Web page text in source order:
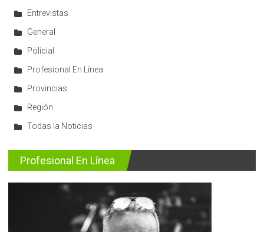
Entrevistas
General
Policial
Profesional En Línea
Provincias
Región
Todas la Noticias
Profesional En Línea